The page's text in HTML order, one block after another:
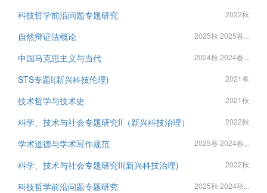
科技哲学前沿问题专题研究 2022秋
自然辩证法概论 2025秋 2025春...
中国马克思主义与当代 2024秋 2024春...
STS专题I(新兴科技伦理) 2021春
技术哲学与技术史 2021秋
科学、技术与社会专题研究II（新兴科技治理） 2022秋
学术道德与学术写作规范 2025春 2024春...
科学、技术与社会专题研究II(新兴科技治理) 2022秋
科技哲学前沿问题专题研究 2025秋 2024秋...